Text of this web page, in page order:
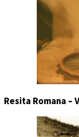
Resita Romana –